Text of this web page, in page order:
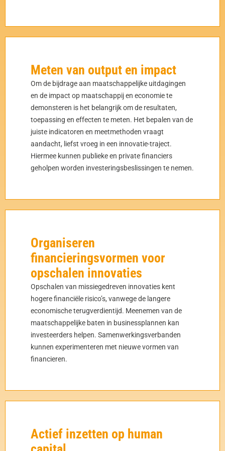
Meten van output en impact
Om de bijdrage aan maatschappelijke uitdagingen
en de impact op maatschappij en economie te
demonsteren is het belangrijk om de resultaten,
toepassing en effecten te meten. Het bepalen van de
juiste indicatoren en meetmethoden vraagt
aandacht, liefst vroeg in een innovatie-traject.
Hiermee kunnen publieke en private financiers
geholpen worden investeringsbeslissingen te nemen.
Organiseren
financieringsvormen voor
opschalen innovaties
Opschalen van missiegedreven innovaties kent
hogere financiële risico’s, vanwege de langere
economische terugverdientijd. Meenemen van de
maatschappelijke baten in businessplannen kan
investeerders helpen. Samenwerkingsverbanden
kunnen experimenteren met nieuwe vormen van
financieren.
Actief inzetten op human